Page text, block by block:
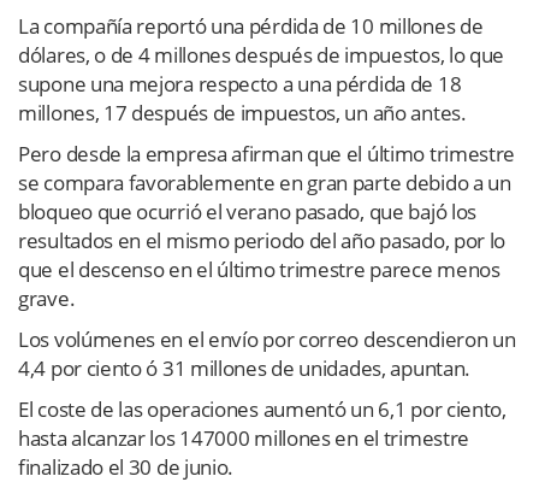
La compañía reportó una pérdida de 10 millones de
dólares, o de 4 millones después de impuestos, lo que
supone una mejora respecto a una pérdida de 18
millones, 17 después de impuestos, un año antes.
Pero desde la empresa afirman que el último trimestre
se compara favorablemente en gran parte debido a un
bloqueo que ocurrió el verano pasado, que bajó los
resultados en el mismo periodo del año pasado, por lo
que el descenso en el último trimestre parece menos
grave.
Los volúmenes en el envío por correo descendieron un
4,4 por ciento ó 31 millones de unidades, apuntan.
El coste de las operaciones aumentó un 6,1 por ciento,
hasta alcanzar los 147000 millones en el trimestre
finalizado el 30 de junio.